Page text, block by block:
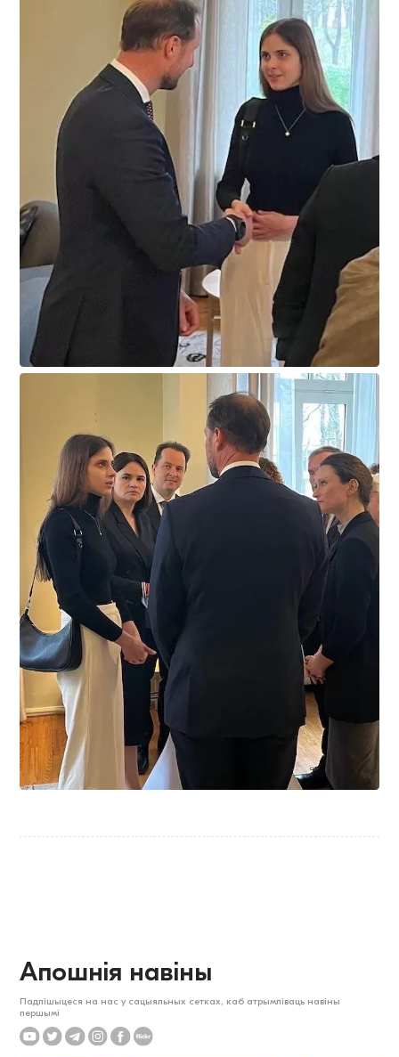
Апошнія навіны
Падпішыцеся на нас у сацыяльных сетках, каб атрымліваць навіны
першымі